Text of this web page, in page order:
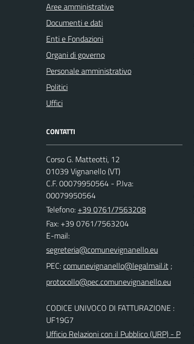
Aree amministrative
Documenti e dati
Enti e Fondazioni
Organi di governo
Personale amministrativo
Politici
Uffici
CONTATTI
Corso G. Matteotti, 12
01039 Vignanello (VT)
C.F. 00079950564 - P.Iva:
00079950564
Telefono: +39 0761/7563208
Fax: +39 0761/7563204
E-mail:
PEC: ;
CODICE UNIVOCO DI FATTURAZIONE :
UF19G7
Ufficio Relazioni con il Pubblico (URP) - P